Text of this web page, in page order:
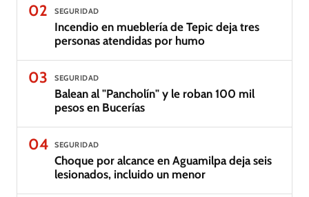
02 SEGURIDAD
Incendio en mueblería de Tepic deja tres
personas atendidas por humo
03 SEGURIDAD
Balean al "Pancholín" y le roban 100 mil
pesos en Bucerías
04 SEGURIDAD
Choque por alcance en Aguamilpa deja seis
lesionados, incluido un menor